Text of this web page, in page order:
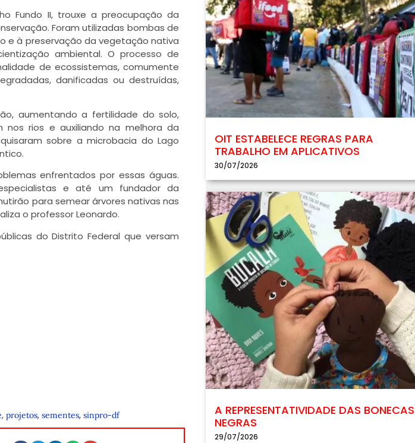
Fundo II, trouxe a preocupação da
Foram utilizadas bombas de
e à preservação da vegetação nativa
ambiental. O processo de
de ecossistemas, comumente
danificadas ou destruídas,
aumentando a fertilidade do solo,
rios e auxiliando na melhora da
sobre a microbacia do Lago
enfrentados por essas águas.
e até um fundador da
para semear árvores nativas nas
o professor Leonardo.
do Distrito Federal que versam
, projetos, sementes, sinpro-df
OIT ESTABELECE REGRAS PARA
TRABALHO EM APLICATIVOS
30/07/2026
A REPRESENTATIVIDADE DAS BONECAS
NEGRAS
29/07/2026